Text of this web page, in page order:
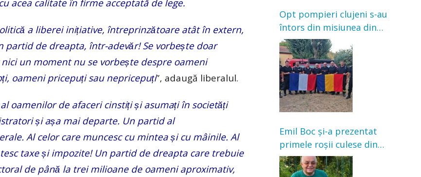
acea calitate în firme acceptată de lege.
a liberei inițiative, întreprinzătoare atât în extern,
de dreapta, într-adevăr! Se vorbește doar
un moment nu se vorbește despre oameni
oameni pricepuți sau nepricepuți”, adaugă liberalul.
oamenilor de afaceri cinstiți și asumați în societăți
și așa mai departe. Un partid al
Al celor care muncesc cu mintea și cu mâinile. Al
taxe și impozite! Un partid de dreapta care trebuie
de până la trei milioane de oameni aproximativ,
Opt pompieri clujeni s-au
întors din misiunea din
Franța. Au intervenit la
incendii de vegetație și
pădure
Emil Boc și-a prezentat
primele roșii culese din
grădină: „Niciun magazin
nu poate oferi această